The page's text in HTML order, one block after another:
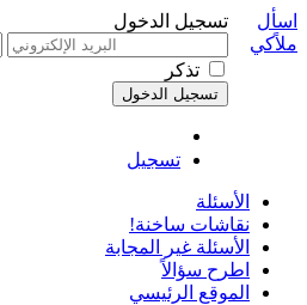
تسجيل الدخول
تذكر
تسجيل
اسأل
ملاًكي
الأسئلة
نقاشات ساخنة!
الأسئلة غير المجابة
اطرح سؤالاً
الموقع الرئيسي